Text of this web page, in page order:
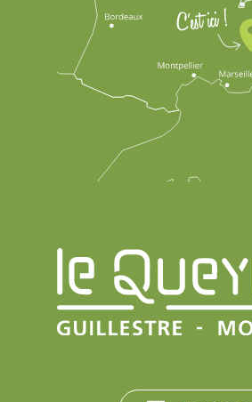
Boulangerie Pâtisserie Colombet
La Fontaine du Cembro
Poivre et sel
Acanthernel
Boulangerie Pâtisserie Richard